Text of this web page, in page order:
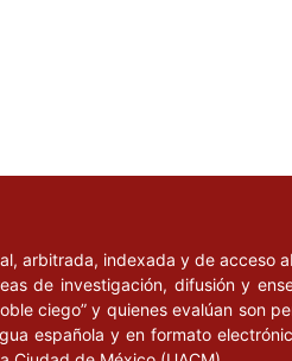
arbitrada, indexada y de acceso
de investigación, difusión y
ciego” y quienes evalúan son
española y en formato